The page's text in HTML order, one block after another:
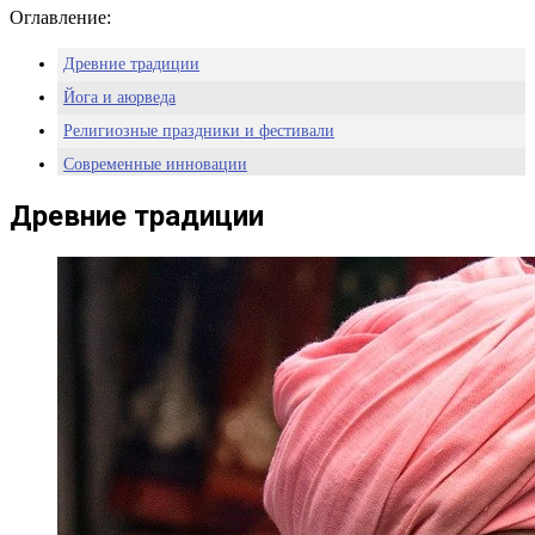
Оглавление:
Древние традиции
Йога и аюрведа
Религиозные праздники и фестивали
Современные инновации
Космическая программа
Древние традиции